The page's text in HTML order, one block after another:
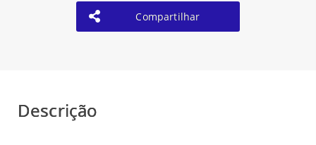
Compartilhar
Descrição